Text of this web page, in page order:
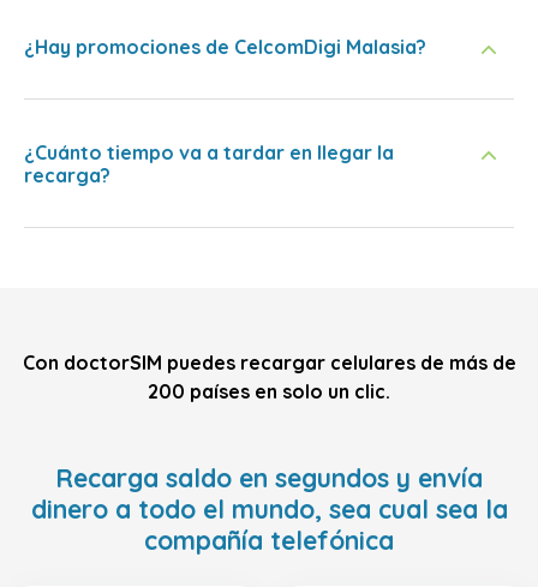
¿Hay promociones de CelcomDigi Malasia?
¿Cuánto tiempo va a tardar en llegar la
recarga?
Con doctorSIM puedes recargar celulares de más de
200 países en solo un clic.
Recarga saldo en segundos y envía
dinero a todo el mundo, sea cual sea la
compañía telefónica